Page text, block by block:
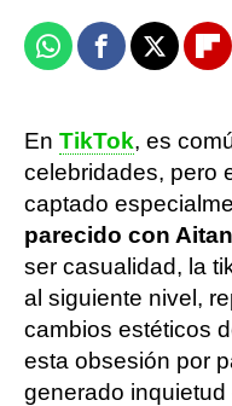
WhatsappFacebook
X
En TikTok, es
celebridades, pero
captado
parecido con
ser casualidad, la
al siguiente nivel,
cambios estéticos
esta obsesión por
generado